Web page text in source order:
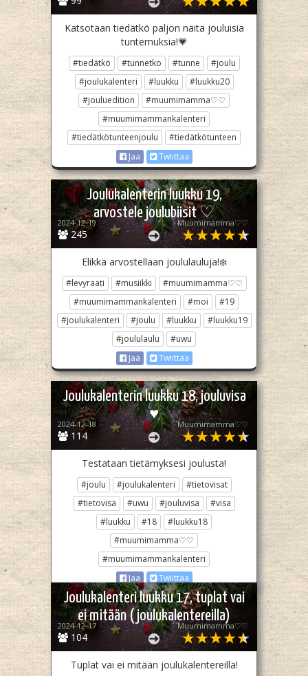
Katsotaan tiedätkö paljon näitä jouluisia
tuntemuksia!💗
#tiedätkö #tunnetko #tunne
#joulu
#joulukalenteri
#luukku
#luukku20
#jouluedition
#muumimamma♡♡
#muumimammankalenteri
#tiedätkötunteenjoulu
#tiedätkötunteen
Jaa
Twiittaa
Joulukalenterin luukku 19,
arvostele joulubiisit ♡
245
2024-12-19 Muumimamma♡♡
Elikkä arvostellaan joululauluja!❄️
#levyraati #musiikki
#muumimamma♡♡
#muumimammankalenteri
#moi
#19
#joulukalenteri
#joulu #luukku
#luukku19
#joululaulu
#uwu
Jaa
Twiittaa
Joulukalenterin luukku 18, jouluvisa
♥︎
114
2024-12-18 Muumimamma♡♡
Testataan tietämyksesi joulusta!
#joulu #joulukalenteri
#tietovisat
#tietovisa
#uwu #jouluvisa
#visa
#luukku
#18
#luukku18
#muumimamma♡♡
#muumimammankalenteri
Jaa
Twiittaa
Joulukalenteri luukku 17, tuplat vai
ei mitään (joulukalentereilla)
104
2024-12-17 Muumimamma♡♡
Tuplat vai ei mitään joulukalentereilla!